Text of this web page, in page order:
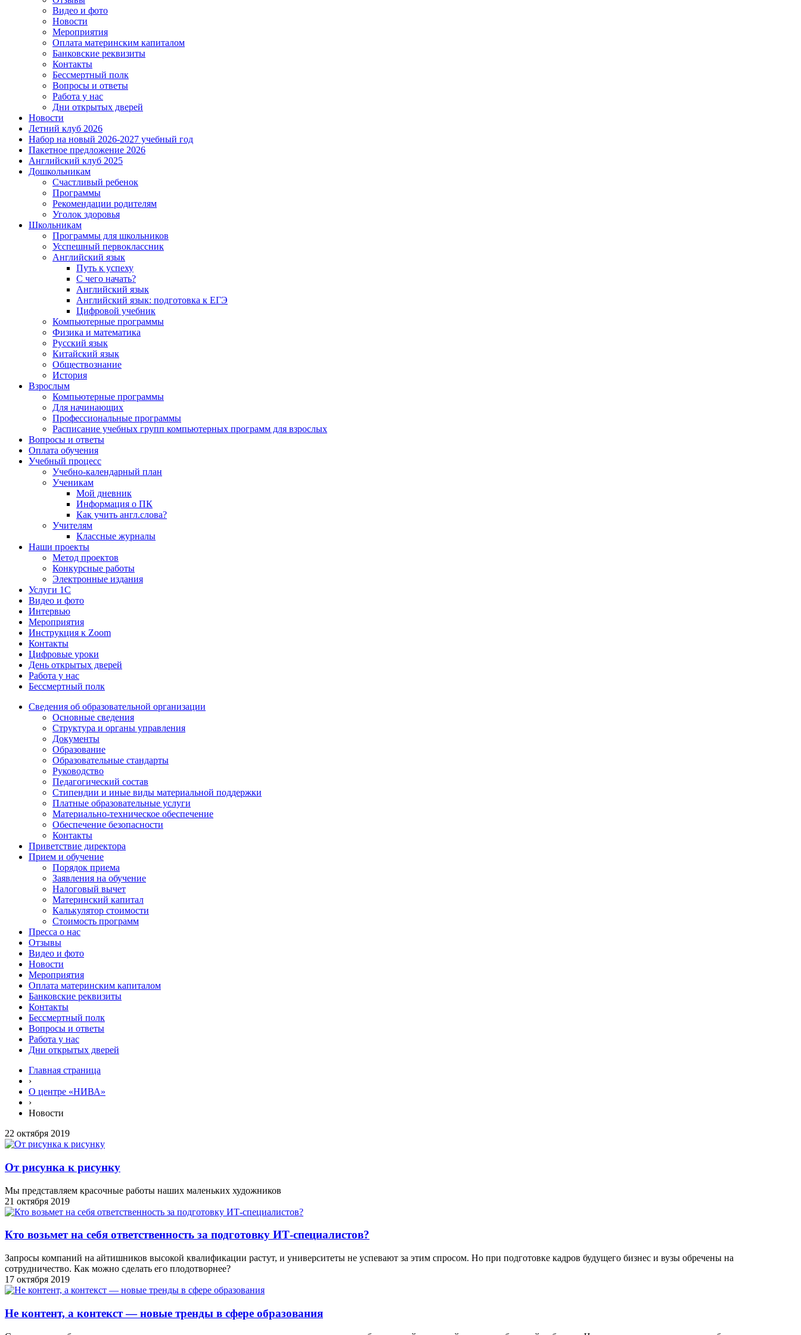
Видео и фото
Новости
Мероприятия
Оплата материнским капиталом
Банковские реквизиты
Контакты
Бессмертный полк
Вопросы и ответы
Работа у нас
Дни открытых дверей
Новости
Летний клуб 2026
Набор на новый 2026-2027 учебный год
Пакетное предложение 2026
Английский клуб 2025
Дошкольникам
Счастливый ребенок
Программы
Рекомендации родителям
Уголок здоровья
Школьникам
Программы для школьников
Усспешный первоклассник
Английский язык
Путь к успеху
С чего начать?
Английский язык
Английский язык: подготовка к ЕГЭ
Цифровой учебник
Компьютерные программы
Физика и математика
Русский язык
Китайский язык
Обществознание
История
Взрослым
Компьютерные программы
Для начинающих
Профессиональные программы
Расписание учебных групп компьютерных программ для взрослых
Вопросы и ответы
Оплата обучения
Учебный процесс
Учебно-календарный план
Ученикам
Мой дневник
Информация о ПК
Как учить англ.слова?
Учителям
Классные журналы
Наши проекты
Метод проектов
Конкурсные работы
Электронные издания
Услуги 1C
Видео и фото
Интервью
Мероприятия
Инструкция к Zoom
Контакты
Цифровые уроки
День открытых дверей
Работа у нас
Бессмертный полк
Сведения об образовательной организации
Основные сведения
Структура и органы управления
Документы
Образование
Образовательные стандарты
Руководство
Педагогический состав
Стипендии и иные виды материальной поддержки
Платные образовательные услуги
Материально-техническое обеспечение
Обеспечение безопасности
Контакты
Приветствие директора
Прием и обучение
Порядок приема
Заявления на обучение
Налоговый вычет
Материнский капитал
Калькулятор стоимости
Стоимость программ
Пресса о нас
Отзывы
Видео и фото
Новости
Мероприятия
Оплата материнским капиталом
Банковские реквизиты
Контакты
Бессмертный полк
Вопросы и ответы
Работа у нас
Дни открытых дверей
Главная страница
›
О центре «НИВА»
›
Новости
22 октября 2019
От рисунка к рисунку
Мы представляем красочные работы наших маленьких художников
21 октября 2019
Кто возьмет на себя ответственность за подготовку ИТ-специалистов?
Запросы компаний на айтишников высокой квалификации растут, и университеты не успевают за этим спросом. Но при подготовке кадров будущего бизнес и вузы обречены на
сотрудничество. Как можно сделать его плодотворнее?
17 октября 2019
Не контент, а контекст — новые тренды в сфере образования